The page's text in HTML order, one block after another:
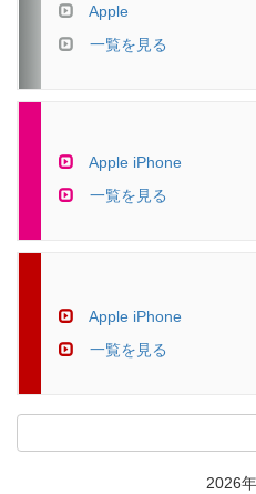
Apple
一覧を見る
Apple iPhone
一覧を見る
Apple iPhone
一覧を見る
2026